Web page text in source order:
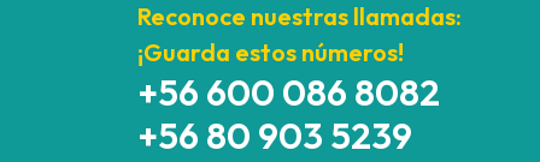
Reconoce nuestras llamadas:
¡Guarda estos números!
+56 600 086 8082
+56 80 903 5239